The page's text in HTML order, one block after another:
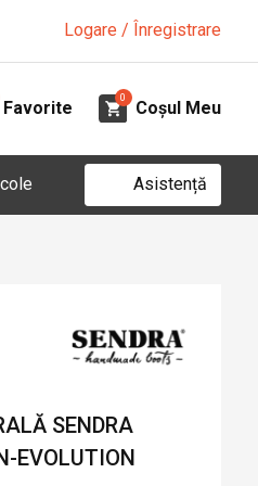
Logare / Înregistrare
Favorite
0
Coșul Meu
Asistență
SENDRA
EVOLUTION